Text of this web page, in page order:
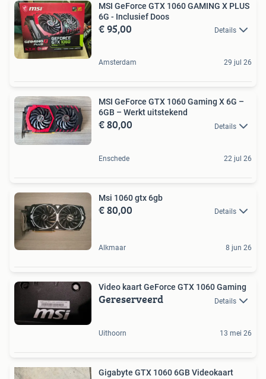
MSI GeForce GTX 1060 GAMING X PLUS
6G - Inclusief Doos
€ 95,00 Details
Amsterdam 29 jul 26
MSI GeForce GTX 1060 Gaming X 6G –
6GB – Werkt uitstekend
€ 80,00 Details
Enschede 22 jul 26
Msi 1060 gtx 6gb
€ 80,00 Details
Alkmaar 8 jun 26
Video kaart GeForce GTX 1060 Gaming
Gereserveerd Details
Uithoorn 13 mei 26
Gigabyte GTX 1060 6GB Videokaart